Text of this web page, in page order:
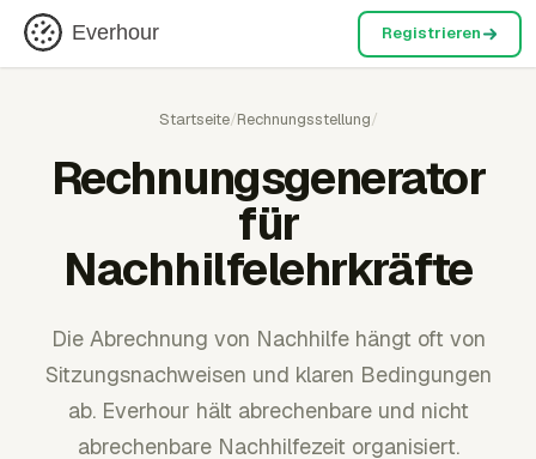
Everhour Registrieren
Startseite/Rechnungsstellung/
Rechnungsgenerator
für
Nachhilfelehrkräfte
Die Abrechnung von Nachhilfe hängt oft von
Sitzungsnachweisen und klaren Bedingungen
ab. Everhour hält abrechenbare und nicht
abrechenbare Nachhilfezeit organisiert.